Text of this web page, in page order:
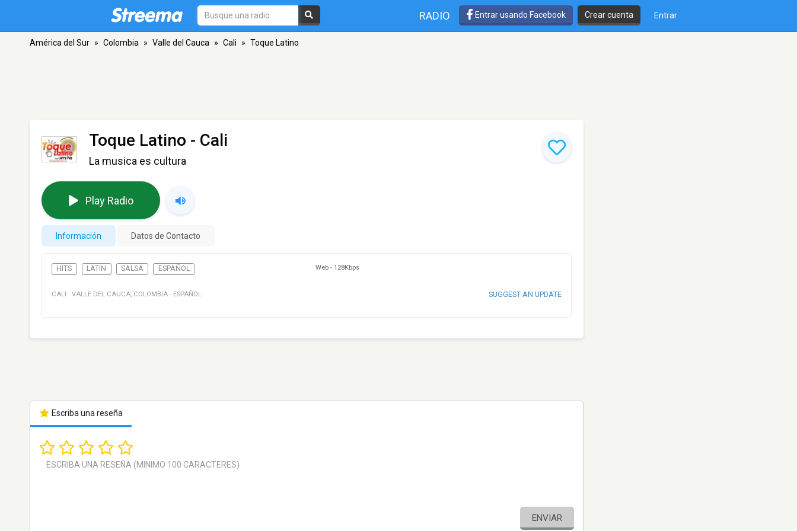
RADIO Entrar usando Facebook Crear cuenta Entrar
América del Sur » Colombia » Valle del Cauca » Cali » Toque Latino
Toque Latino - Cali
La musica es cultura
Play Radio
Información Datos de Contacto
HITS LATIN SALSA ESPAÑOL Web - 128Kbps
CALI · VALLE DEL CAUCA, COLOMBIA · ESPAÑOL SUGGEST AN UPDATE
Escriba una reseña
ENVIAR